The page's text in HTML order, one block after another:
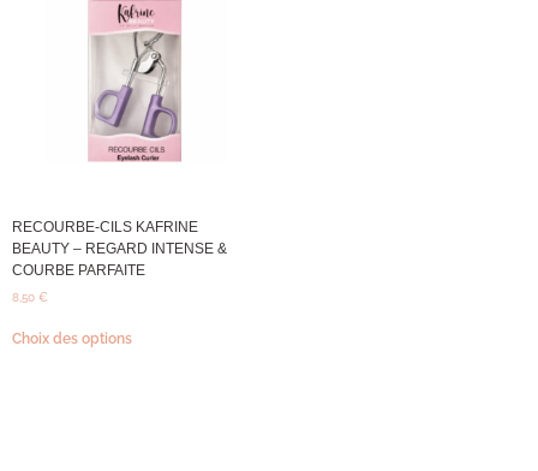
RECOURBE-CILS KAFRINE
BEAUTY – REGARD INTENSE &
COURBE PARFAITE
8,50 €
Choix des options